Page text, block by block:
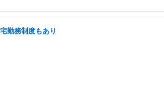
勤務制度もあり